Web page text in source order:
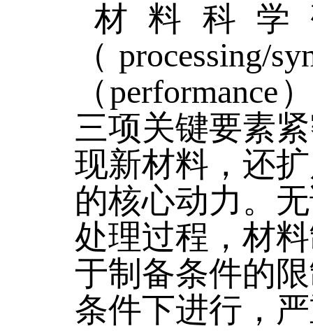
材料科学
（
（
三项关键要素
现新材料，还
的核心动力。
处理过程，材
于制备条件的
条件下进行，